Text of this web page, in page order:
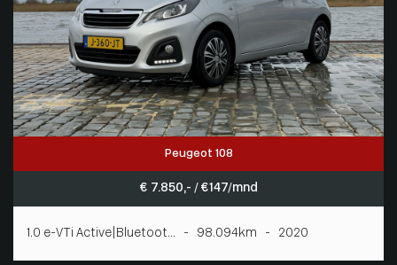
Peugeot 108
€ 7.850,- / € 147/mnd
1.0 e-VTi Active|Bluetoot... - 98.094km - 2020